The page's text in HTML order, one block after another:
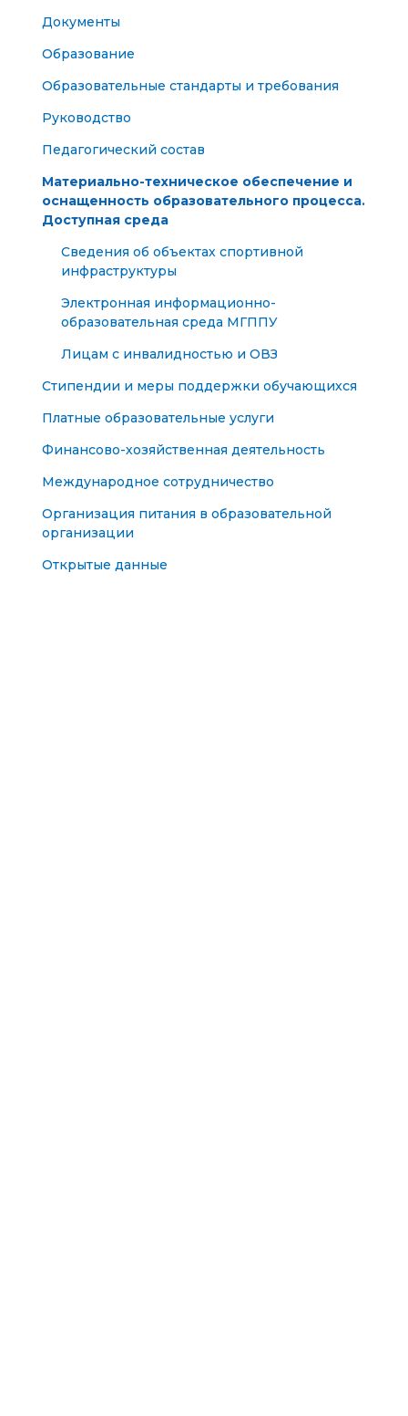
Документы
Образование
Образовательные стандарты и требования
Руководство
Педагогический состав
Материально-техническое обеспечение и
оснащенность образовательного процесса.
Доступная среда
Сведения об объектах спортивной
инфраструктуры
Электронная информационно-
образовательная среда МГППУ
Лицам с инвалидностью и ОВЗ
Стипендии и меры поддержки обучающихся
Платные образовательные услуги
Финансово-хозяйственная деятельность
Международное сотрудничество
Организация питания в образовательной
организации
Открытые данные